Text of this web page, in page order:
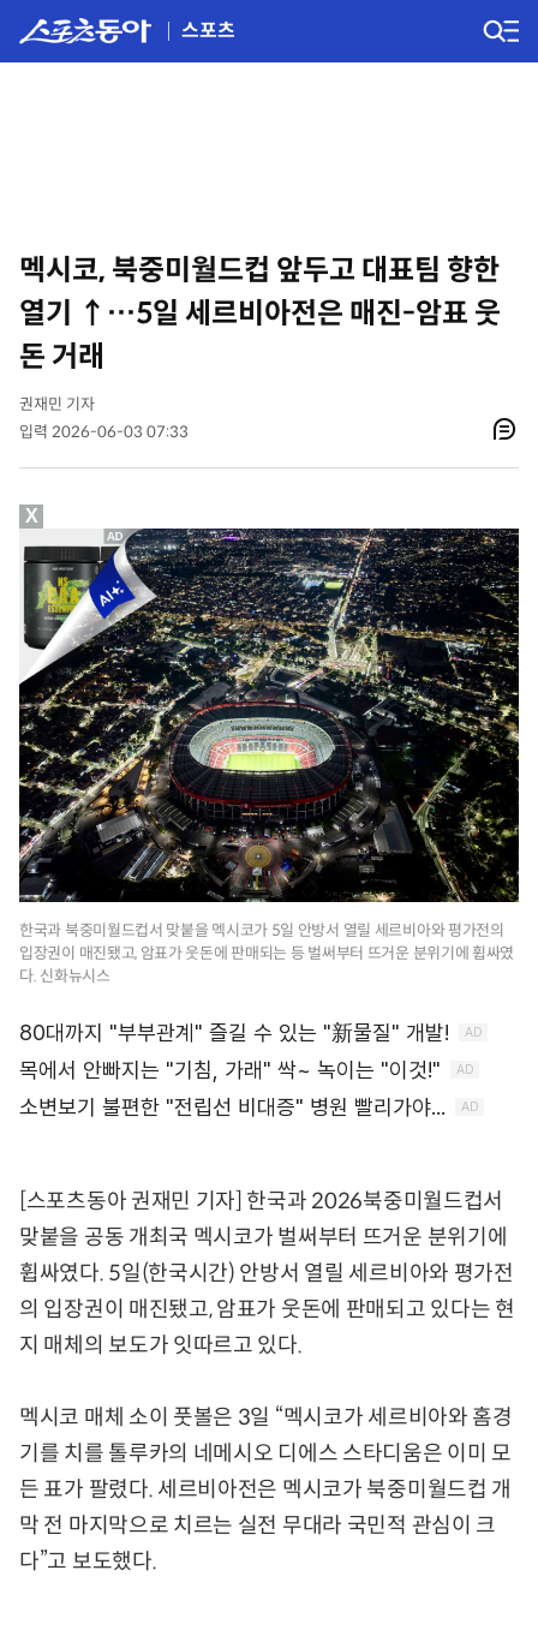
스포츠
멕시코, 북중미월드컵 앞두고 대표팀 향한
열기 ↑…5일 세르비아전은 매진-암표 웃
돈 거래
권재민 기자
입력 2026-06-03 07:33
한국과 북중미월드컵서 맞붙을 멕시코가 5일 안방서 열릴 세르비아와 평가전의
입장권이 매진됐고, 암표가 웃돈에 판매되는 등 벌써부터 뜨거운 분위기에 휩싸였
다. 신화뉴시스
[스포츠동아 권재민 기자] 한국과 2026북중미월드컵서
맞붙을 공동 개최국 멕시코가 벌써부터 뜨거운 분위기에
휩싸였다. 5일(한국시간) 안방서 열릴 세르비아와 평가전
의 입장권이 매진됐고, 암표가 웃돈에 판매되고 있다는 현
지 매체의 보도가 잇따르고 있다.
멕시코 매체 소이 풋볼은 3일 “멕시코가 세르비아와 홈경
기를 치를 톨루카의 네메시오 디에스 스타디움은 이미 모
든 표가 팔렸다. 세르비아전은 멕시코가 북중미월드컵 개
막 전 마지막으로 치르는 실전 무대라 국민적 관심이 크
다”고 보도했다.
X